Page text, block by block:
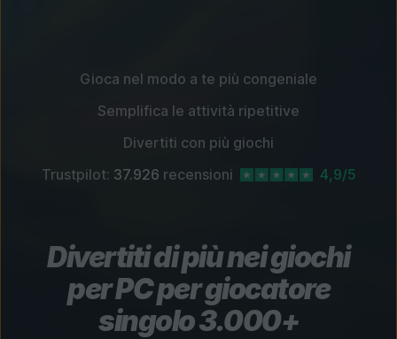
Gioca nel modo a te più congeniale
Semplifica le attività ripetitive
Divertiti con più giochi
Trustpilot: 37.926 recensioni 4,9/5
Divertiti di più nei giochi
per PC per giocatore
singolo 3.000+